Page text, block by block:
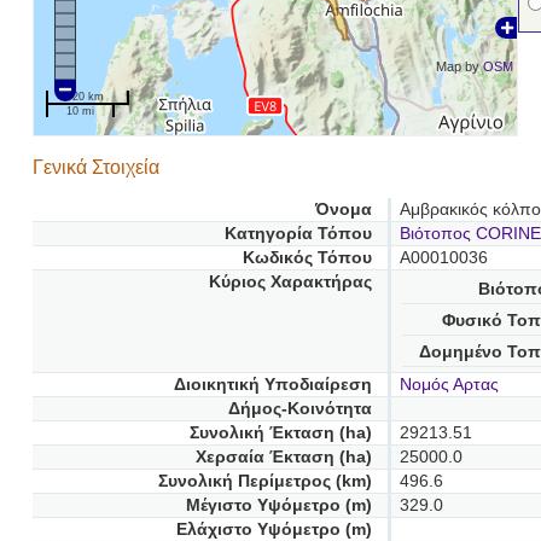
Map byOSM
20 km
10 mi
Γενικά Στοιχεία
Όνομα
Αμβρακικός
Κατηγορία Τόπου
Βιότοπος CORINE
Κωδικός Τόπου
A00010036
Κύριος Χαρακτήρας
Φυσικό
Δομημένο
Διοικητική Υποδιαίρεση
Νομός Αρτας
Δήμος-Κοινότητα
Συνολική Έκταση (ha)
29213.51
Χερσαία Έκταση (ha)
25000.0
Συνολική Περίμετρος (km)
496.6
Μέγιστο Υψόμετρο (m)
329.0
Ελάχιστο Υψόμετρο (m)